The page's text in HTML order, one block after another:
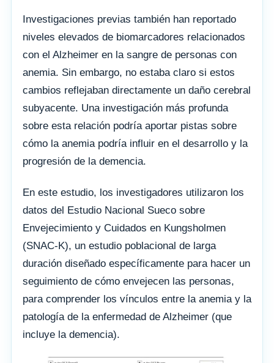
Investigaciones previas también han reportado
niveles elevados de biomarcadores relacionados
con el Alzheimer en la sangre de personas con
anemia. Sin embargo, no estaba claro si estos
cambios reflejaban directamente un daño cerebral
subyacente. Una investigación más profunda
sobre esta relación podría aportar pistas sobre
cómo la anemia podría influir en el desarrollo y la
progresión de la demencia.
En este estudio, los investigadores utilizaron los
datos del Estudio Nacional Sueco sobre
Envejecimiento y Cuidados en Kungsholmen
(SNAC-K), un estudio poblacional de larga
duración diseñado específicamente para hacer un
seguimiento de cómo envejecen las personas,
para comprender los vínculos entre la anemia y la
patología de la enfermedad de Alzheimer (que
incluye la demencia).